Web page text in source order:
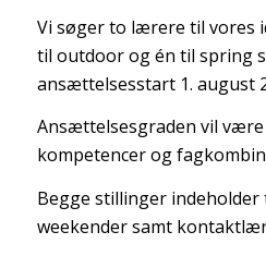
Vi søger to lærere til vores
til outdoor og én til spring
ansættelsesstart 1. august
Ansættelsesgraden vil
kompetencer og
Begge stillinger
weekender samt